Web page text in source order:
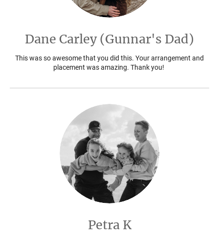
Dane Carley (Gunnar's Dad)
This was so awesome that you did this. Your arrangement and
placement was amazing. Thank you!
Petra K